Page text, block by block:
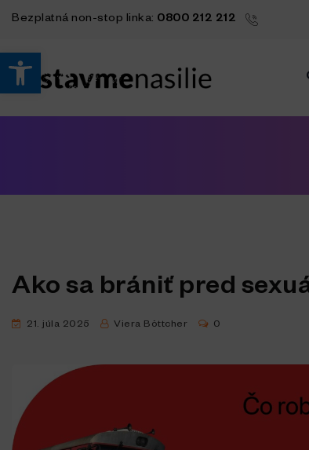
Open toolbar
Bezplatná non-stop linka: 0800 212 212
Ako sa brániť pred
21. júla 2025 Viera Böttcher 0